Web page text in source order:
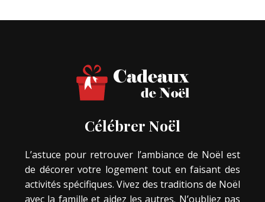
Célébrer Noël
L’astuce pour retrouver l’ambiance de Noël est
de décorer votre logement tout en faisant des
activités spécifiques. Vivez des traditions de Noël
avec la famille et aidez les autres. N’oubliez pas